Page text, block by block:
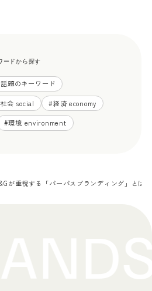
ードから探す
話題のキーワード
社会 social #経済 economy
#環境 environment
が重視する「パーパスブランディング」とは